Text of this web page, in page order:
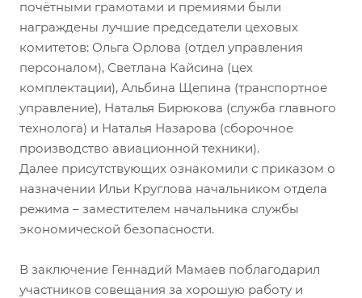
почётными грамотами и премиями были
награждены лучшие председатели цеховых
комитетов: Ольга Орлова (отдел управления
персоналом), Светлана Кайсина (цех
комплектации), Альбина Щепина (транспортное
управление), Наталья Бирюкова (служба главного
технолога) и Наталья Назарова (сборочное
производство авиационной техники).
Далее присутствующих ознакомили с приказом о
назначении Ильи Круглова начальником отдела
режима – заместителем начальника службы
экономической безопасности.
В заключение Геннадий Мамаев поблагодарил
участников совещания за хорошую работу и